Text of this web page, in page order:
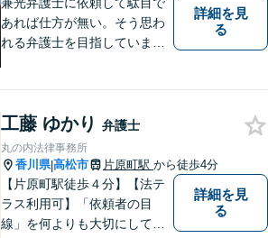
あれば仕方が無い。そう思わ
れる弁護士を目指していま
詳細を見
る
工藤 ゆかり 弁護士
丸の内法律事務所
香川県|高松市 片原町駅 から徒歩4分
【片原町駅徒歩４分】【法テ
ラス利用可】「依頼者の目
線」を何よりも大切にしてい
詳細を見
る